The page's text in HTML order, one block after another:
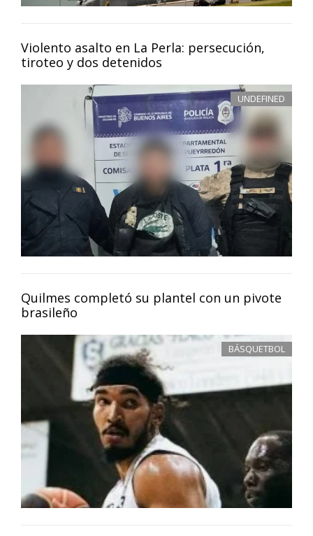
Violento asalto en La Perla: persecución,
tiroteo y dos detenidos
UNDEFINED
Quilmes completó su plantel con un pivote
brasileño
BÁSQUETBOL